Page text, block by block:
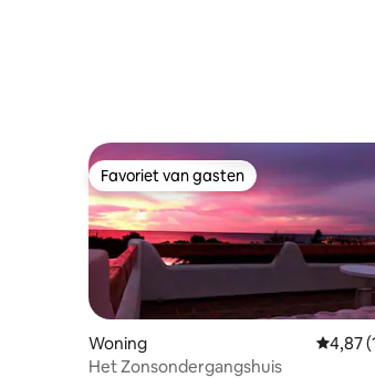
Favoriet van gasten
Favoriet van gasten
Woning
4,87
Het Zonsondergangshuis